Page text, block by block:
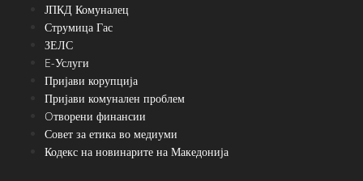
ЈПКД Комуналец
Струмица Гас
ЗЕЛС
E-Услуги
Пријави корупција
Пријави комунален проблем
Oтворени финансии
Совет за етика во медиуми
Кодекс на новинарите на Македонија